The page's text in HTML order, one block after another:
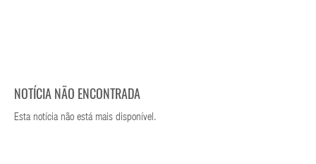
NOTÍCIA NÃO ENCONTRADA
Esta notícia não está mais disponível.